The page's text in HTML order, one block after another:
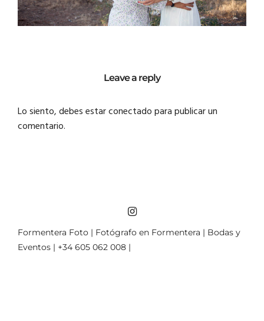
Leave a reply
Lo siento, debes estarconectadopara publicar un
comentario.
Formentera Foto | Fotógrafo en Formentera | Bodas y
Eventos | +34 605 062 008 |